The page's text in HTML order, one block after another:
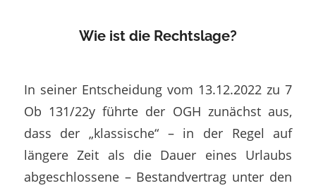
Wie ist die Rechtslage?
In seiner Entscheidung vom 13.12.2022 zu 7
Ob 131/22y führte der OGH zunächst aus,
dass der „klassische“ – in der Regel auf
längere Zeit als die Dauer eines Urlaubs
abgeschlossene – Bestandvertrag unter den